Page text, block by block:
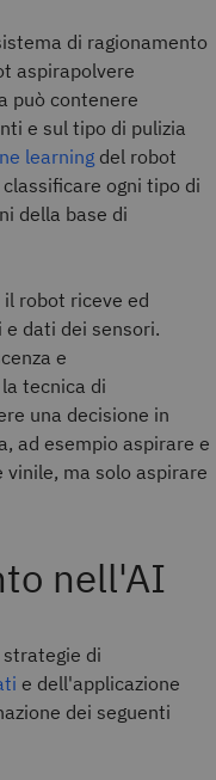
di ragionamento
aspirapolvere
può contenere
e sul tipo di pulizia
learning del robot
ogni tipo di
della base di
robot riceve ed
dati dei sensori.
e
tecnica di
una decisione in
ad esempio aspirare e
ma solo aspirare
nell'AI
di
e dell'applicazione
dei seguenti